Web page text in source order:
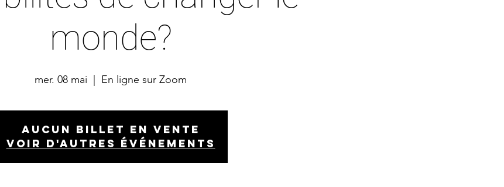
monde?
mer. 08 mai En ligne sur Zoom
Aucun billet en vente
Voir d'autres événements